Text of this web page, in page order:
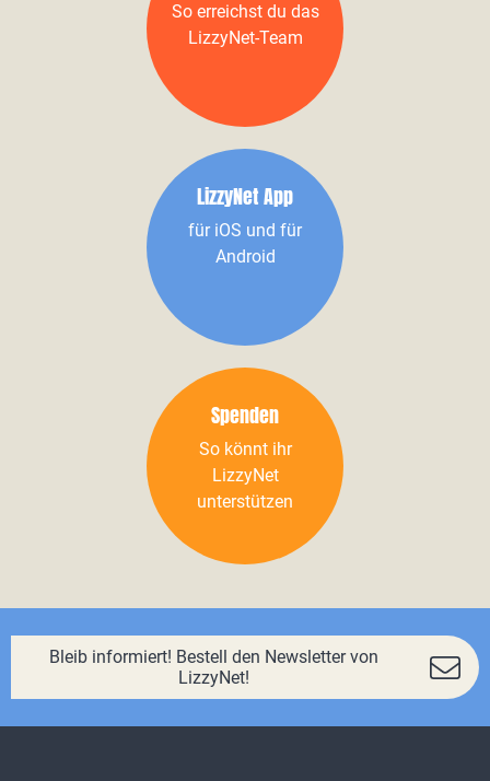
So erreichst du das
LizzyNet-Team
LizzyNet App
für iOS und für
Android
Spenden
So könnt ihr
LizzyNet
unterstützen
Bleib informiert! Bestell den Newsletter von
LizzyNet!